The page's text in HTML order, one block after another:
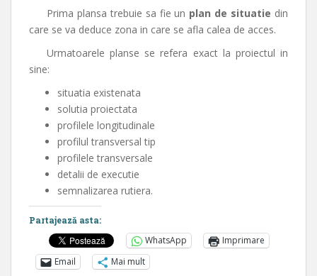
Prima plansa trebuie sa fie un plan de situatie din
care se va deduce zona in care se afla calea de acces.
Urmatoarele planse se refera exact la proiectul in
sine:
situatia existenata
solutia proiectata
profilele longitudinale
profilul transversal tip
profilele transversale
detalii de executie
semnalizarea rutiera.
Partajează asta:
WhatsApp
Imprimare
Email
Mai mult